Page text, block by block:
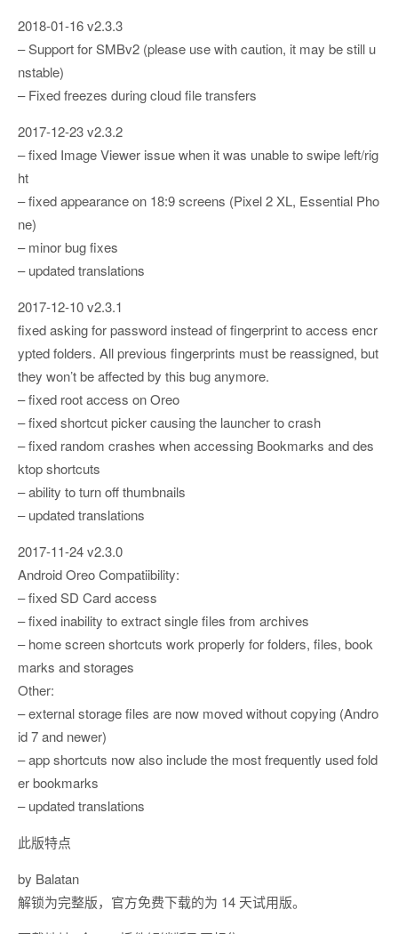
2018-01-16 v2.3.3
– Support for SMBv2 (please use with caution, it may be still u
nstable)
– Fixed freezes during cloud file transfers
2017-12-23 v2.3.2
– fixed Image Viewer issue when it was unable to swipe left/rig
ht
– fixed appearance on 18:9 screens (Pixel 2 XL, Essential Pho
ne)
– minor bug fixes
– updated translations
2017-12-10 v2.3.1
fixed asking for password instead of fingerprint to access encr
ypted folders. All previous fingerprints must be reassigned, but
they won’t be affected by this bug anymore.
– fixed root access on Oreo
– fixed shortcut picker causing the launcher to crash
– fixed random crashes when accessing Bookmarks and des
ktop shortcuts
– ability to turn off thumbnails
– updated translations
2017-11-24 v2.3.0
Android Oreo Compatiibility:
– fixed SD Card access
– fixed inability to extract single files from archives
– home screen shortcuts work properly for folders, files, book
marks and storages
Other:
– external storage files are now moved without copying (Andro
id 7 and newer)
– app shortcuts now also include the most frequently used fold
er bookmarks
– updated translations
此版特点
by Balatan
解锁为完整版，官方免费下载的为 14 天试用版。